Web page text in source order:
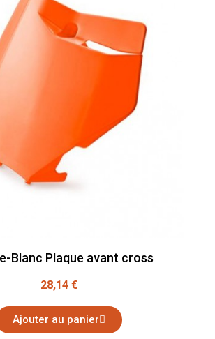
Blanc Plaque avant cross
28,14 €
Ajouter au panier